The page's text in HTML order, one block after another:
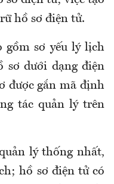
hồ sơ điện tử.
gồm sơ yếu lý lịch
sơ dưới dạng điện
được gắn mã định
tác quản lý trên
lý thống nhất,
hồ sơ điện tử có